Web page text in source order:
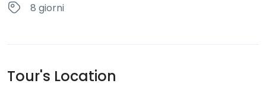
8 giorni
Tour's Location